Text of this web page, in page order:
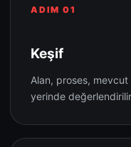
ADIM 01
Keşif
Alan, proses,
yerinde